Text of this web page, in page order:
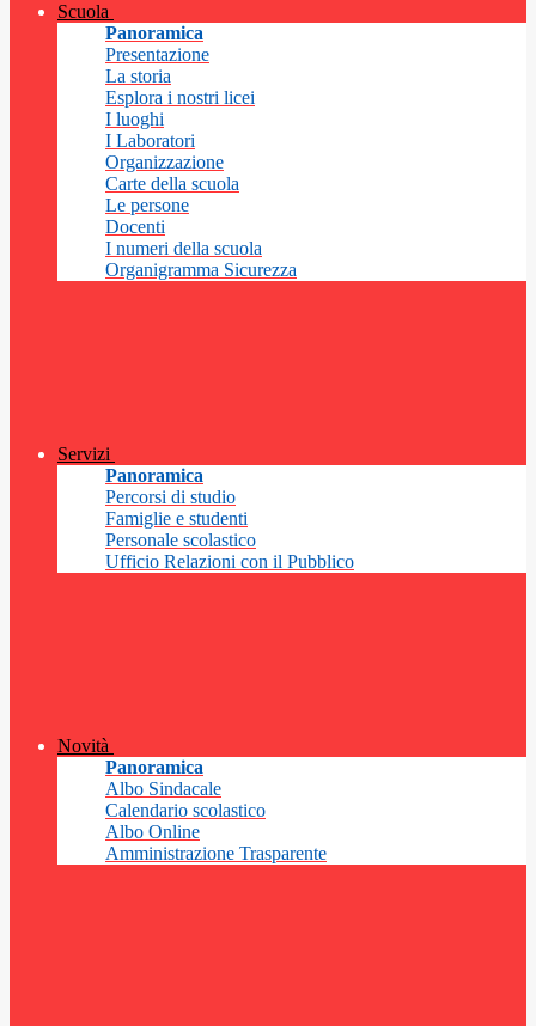
Scuola
Panoramica
Presentazione
La storia
Esplora i nostri licei
I luoghi
I Laboratori
Organizzazione
Carte della scuola
Le persone
Docenti
I numeri della scuola
Organigramma Sicurezza
Servizi
Panoramica
Percorsi di studio
Famiglie e studenti
Personale scolastico
Ufficio Relazioni con il Pubblico
Novità
Panoramica
Albo Sindacale
Calendario scolastico
Albo Online
Amministrazione Trasparente